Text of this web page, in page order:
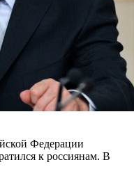
Федерации
к россиянам. В